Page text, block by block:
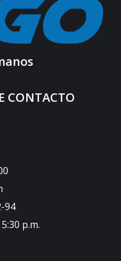
CONTACTO
94
p.m.